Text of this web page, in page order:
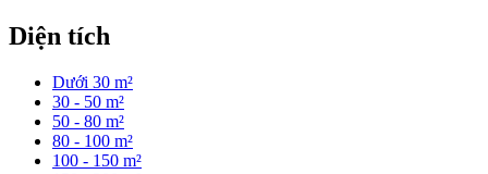
Diện tích
Dưới 30 m²
30 - 50 m²
50 - 80 m²
80 - 100 m²
100 - 150 m²